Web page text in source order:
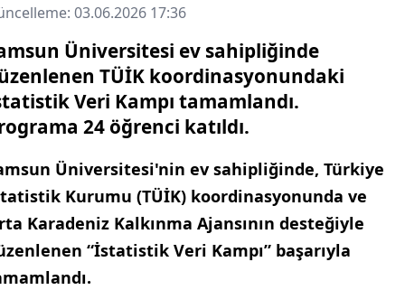
03.06.2026 17:36
Üniversitesi ev sahipliğinde
TÜİK koordinasyonundaki
Veri Kampı tamamlandı.
24 öğrenci katıldı.
Üniversitesi'nin ev sahipliğinde, Türkiye
Kurumu (TÜİK) koordinasyonunda ve
Karadeniz Kalkınma Ajansının desteğiyle
“İstatistik Veri Kampı” başarıyla